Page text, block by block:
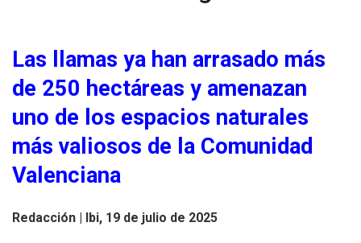
Las llamas ya han arrasado más
de 250 hectáreas y amenazan
uno de los espacios naturales
más valiosos de la Comunidad
Valenciana
Redacción | Ibi, 19 de julio de 2025